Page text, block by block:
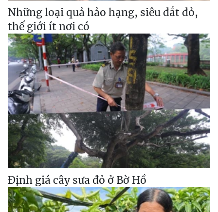
Những loại quả hảo hạng, siêu đắt đỏ,
thế giới ít nơi có
Định giá cây sưa đỏ ở Bờ Hồ